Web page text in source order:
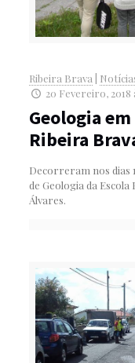
Ribeira Brava
20 Fevereiro, 2018
Geologia
Ribeira
Decorreram nos dias
de Geologia da Escola
Álvares.